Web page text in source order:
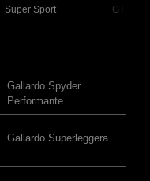
Super Sport GT
Gallardo Spyder
Performante
Gallardo Superleggera